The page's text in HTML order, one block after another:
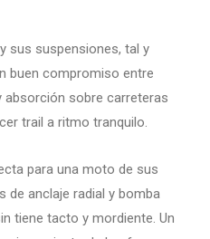
sus suspensiones, tal y
buen compromiso entre
absorción sobre carreteras
trail a ritmo tranquilo.
para una moto de sus
de anclaje radial y bomba
tiene tacto y mordiente. Un